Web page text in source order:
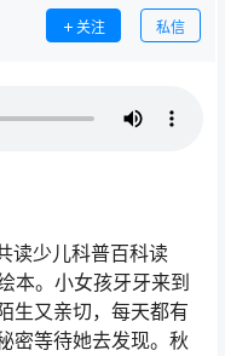
关注 私信
读少儿科普百科读
本。小女孩牙牙来到
生又亲切，每天都有
密等待她去发现。秋